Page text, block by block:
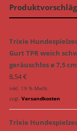
Trixie
Gurt TPR weich
geräuschlos ø 7,5
8,54€
inkl. 19 % MwSt.
zzgl. Versandkosten
Trixie